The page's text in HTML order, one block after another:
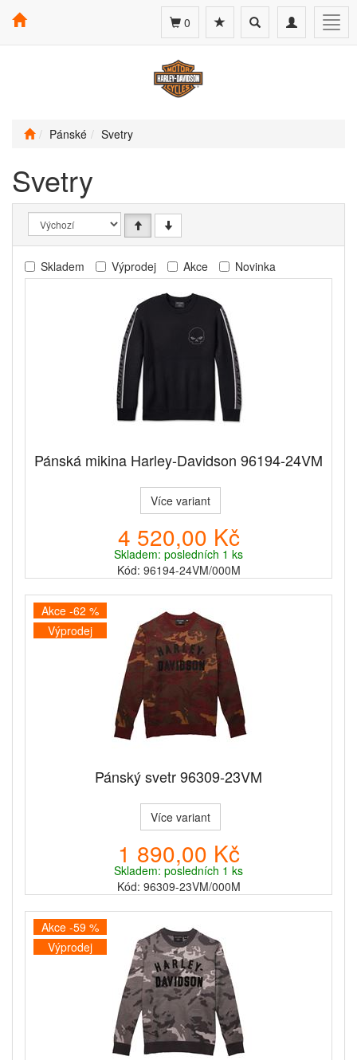
Toggle
navigation
Toggle
search
0
Pánské Svetry
Svetry
Skladem Výprodej Akce Novinka
Pánská mikina Harley-Davidson 96194-24VM
Více variant
4 520,00 Kč
Skladem: posledních 1 ks
Kód: 96194-24VM/000M
Akce -62 %
Výprodej
Pánský svetr 96309-23VM
Více variant
1 890,00 Kč
Skladem: posledních 1 ks
Kód: 96309-23VM/000M
Akce -59 %
Výprodej